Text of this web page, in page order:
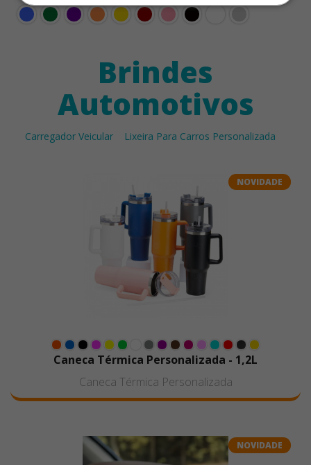
Brindes
Automotivos
Carregador Veicular Lixeira Para Carros Personalizada
NOVIDADE
Caneca Térmica Personalizada - 1,2L
Caneca Térmica Personalizada
NOVIDADE